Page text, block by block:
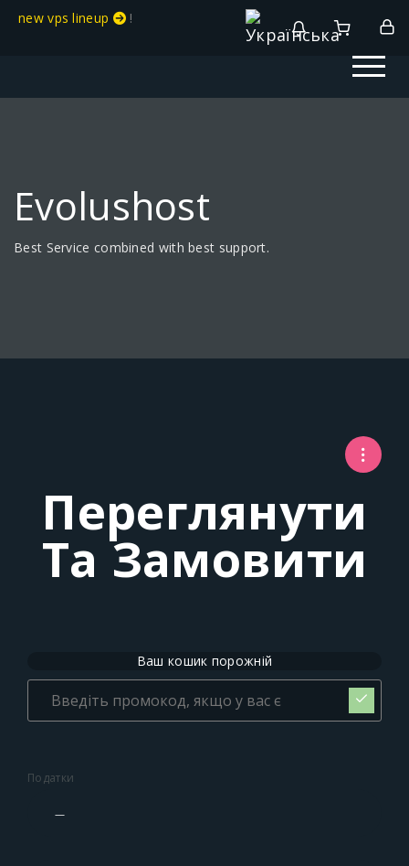
new vps lineup !
Evolushost
Best Service combined with best support.
Переглянути
Та Замовити
Ваш кошик порожній
Податки